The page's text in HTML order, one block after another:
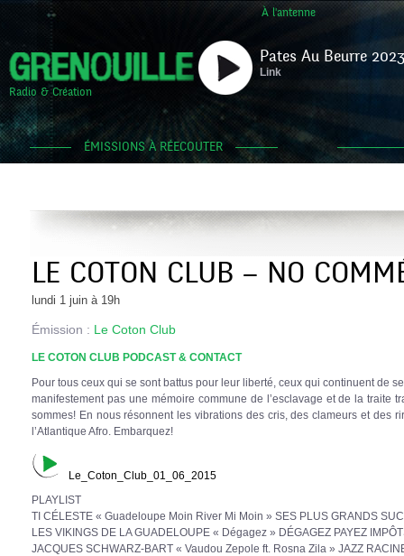
À l'antenne
Radio & Création
Pates Au Beurre
Link
ÉMISSIONS À RÉECOUTER
LE COTON CLUB – NO
lundi 1 juin à 19h
Émission : Le Coton Club
LE COTON CLUB PODCAST & CONTACT
Pour tous ceux qui se sont battus pour leur liberté, ceux qui continuent de
manifestement pas une mémoire commune de l’esclavage et de la traite
sommes! En nous résonnent les vibrations des cris, des clameurs et des
l’Atlantique Afro. Embarquez!
Le_Coton_Club_01_06_2015
PLAYLIST
TI CÉLESTE « Guadeloupe Moin River Mi Moin » SES PLUS GRANDS
LES VIKINGS DE LA GUADELOUPE « Dégagez » DÉGAGEZ PAYEZ
JACQUES SCHWARZ-BART « Vaudou Zepole ft. Rosna Zila » JAZZ